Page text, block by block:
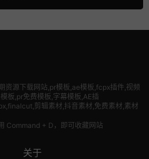
资源下载网站,pr模板,ae模板,fcpx插件,视频
板,pr免费模板,字幕模板,AE插
剪辑素材,抖音素材,免费素材,素材
Command + D，即可收藏网站
关于